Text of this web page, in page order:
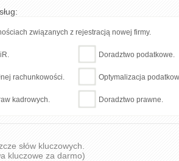
związanych z rejestracją nowej firmy.
Doradztwo podatkowe.
rachunkowości. Optymalizacja
kadrowych. Doradztwo prawne.
słów kluczowych.
kluczowe za darmo)